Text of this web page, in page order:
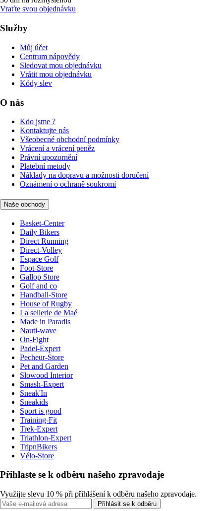
Vraťte svou objednávku
Služby
Můj účet
Centrum nápovědy
Sledovat mou objednávku
Vrátit mou objednávku
Kódy slev
O nás
Kdo jsme ?
Kontaktujte nás
Všeobecné obchodní podmínky
Vrácení a vrácení peněz
Právní upozornění
Platební metody
Náklady na dopravu a možnosti doručení
Oznámení o ochraně soukromí
Naše obchody
Basket-Center
Daily Bikers
Direct Running
Direct-Volley
Espace Golf
Foot-Store
Gallop Store
Golf and co
Handball-Store
House of Rugby
La sellerie de Maé
Made in Paradis
Nauti-wave
On-Fight
Padel-Expert
Pecheur-Store
Pet and Garden
Slowood Interior
Smash-Expert
Sneak'In
Sneakids
Sport is good
Training-Fit
Trek-Expert
Triathlon-Expert
TripnBikers
Vélo-Store
Přihlaste se k odběru našeho zpravodaje
Využijte slevu 10 % při přihlášení k odběru našeho zpravodaje.
Přihlásit se k odběru